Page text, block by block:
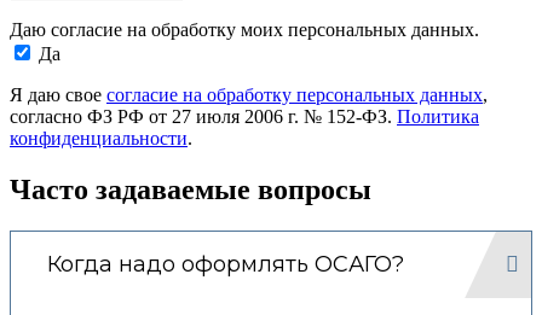
Даю согласие на обработку моих персональных данных.
Да
Я даю свое согласие на обработку персональных данных,
согласно ФЗ РФ от 27 июля 2006 г. № 152-ФЗ. Политика
конфиденциальности.
Часто задаваемые вопросы
Когда надо оформлять ОСАГО?